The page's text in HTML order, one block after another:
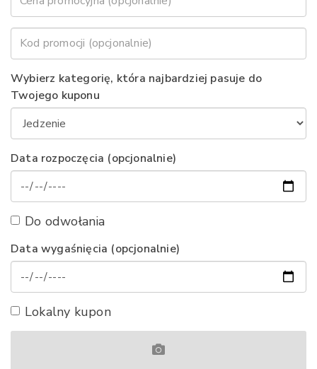
Wybierz kategorię, która najbardziej pasuje do
Twojego kuponu
Data rozpoczęcia (opcjonalnie)
Do odwołania
Data wygaśnięcia (opcjonalnie)
Lokalny kupon